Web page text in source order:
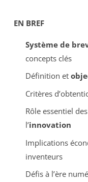
EN BREF
Système de
concepts clés
Définition et
Critères
Rôle essentiel des
l’innovation
Implications
inventeurs
Défis à l’ère